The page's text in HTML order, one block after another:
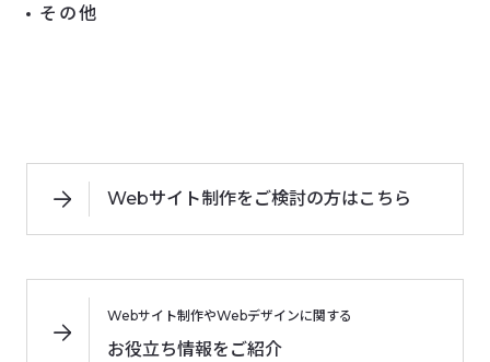
その他
Webサイト制作をご検討の方はこちら
Webサイト制作やWebデザインに関する
お役立ち情報をご紹介